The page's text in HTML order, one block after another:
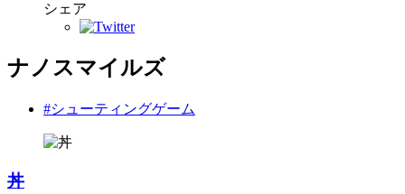
シェア
ナノスマイルズ
#シューティングゲーム
丼